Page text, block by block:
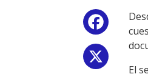
El